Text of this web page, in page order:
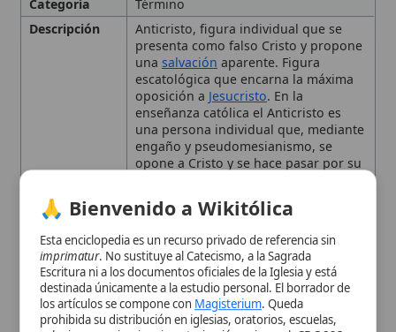
antes de la segunda venida. Del
griego 'anti' (contra o en lugar de) y
'Christos', implica oposición directa y
suplantación de Cristo
1 Jn 2,18-19
Dan 7,8-21
Zc 11,17
Mt 24,24
Mc 13,6-22
Lc 21,8
Jn 5,43
Ap 13,1-18
Ap 17
Ap 20,7.
Catecismo de la Iglesia Católica
Autoridad
Eclesiástica
Papa Juan Pablo II
Contexto
Bíblico
1 Jn 2,18-19; Dan 7; Zc 11,17; Mt 24,24;
Mc 13,6-22; Lc 21,8; Jn 5,43; 2 Ts 2,7-8;
🙏 Bienvenido a Wikitólica
Esta enciclopedia es un recurso privado de referencia sin
. No sustituye al Catecismo, a la Sagrada
Escritura ni a los documentos oficiales de la Iglesia y está
destinada únicamente a la estudio personal. El borrador de
los artículos se compone conMagisterium. Queda
prohibida su distribución en iglesias, oratorios, escuelas,
colegios o seminarios sin autorización episcopal -CDC 823-.
Se insta a consultar siempre las fuentes referenciadas y a
colaborar en la perfección de los artículos mediante el uso
del menú superior. Entrando a la enciclopedia confirma que
aviso legal